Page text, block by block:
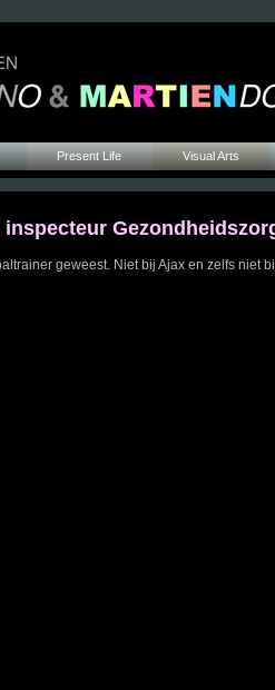
Present Life Visual Arts
inspecteur
geweest. Niet bij Ajax en zelfs niet